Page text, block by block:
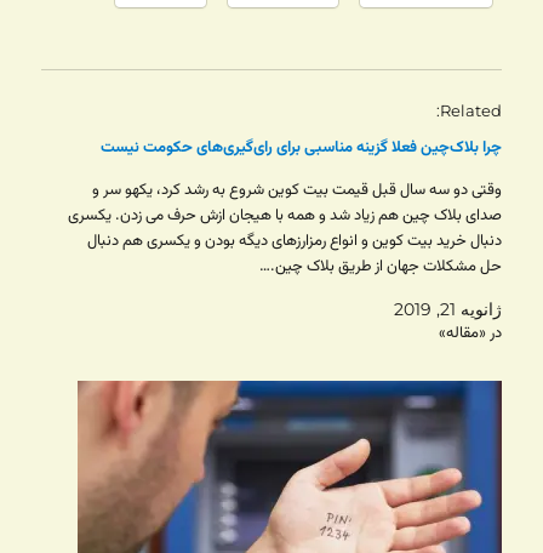
Related
چرا بلاک‌چین فعلا گزینه‌ مناسبی برای رای‌گیری‌های حکومت‌ نیست
وقتی دو سه سال قبل قیمت بیت کوین شروع به رشد کرد، یکهو سر و
صدای بلاک چین هم زیاد شد و همه با هیجان ازش حرف می زدن. یکسری
دنبال خرید بیت کوین و انواع رمزارزهای دیگه بودن و یکسری هم دنبال
حل مشکلات جهان از طریق بلاک چین.…
ژانویه 21, 2019
در «مقاله»